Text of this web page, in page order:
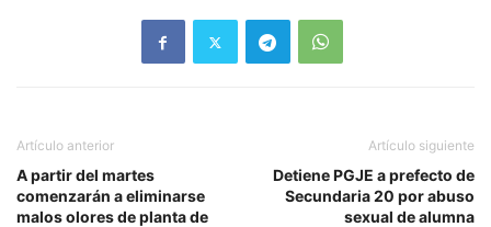
Artículo anterior
A partir del martes
comenzarán a eliminarse
malos olores de planta de
Artículo siguiente
Detiene PGJE a prefecto de
Secundaria 20 por abuso
sexual de alumna